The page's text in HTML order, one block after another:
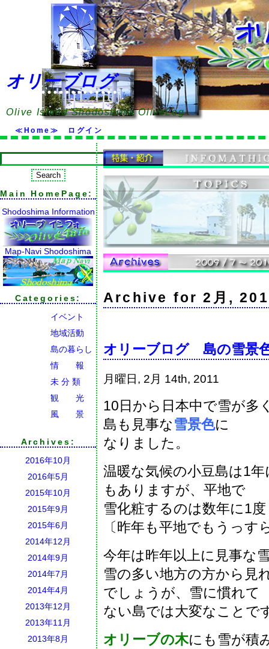
オリーブログ
Olive Island Shodoshima OliveLog
≪Home≫ ログイン
Main HomePage:
Shodoshima Information
Map-Navi Shodoshima
Categories:
イベント
地域活動
島の暮らし
情 報
未 分 類
観 光
風 景
Archives:
2016年10月
2016年5月
2015年10月
2015年9月
2015年6月
2014年12月
2014年9月
2014年7月
2014年4月
2013年12月
2013年11月
2013年8月
Archive for 2月,
オリーブログ 島の雪景
月曜日, 2月 14th, 2011
10日から日本中で雪が多
島も見事な雪景色に
なりました。
温暖な気候の小豆島は1
もありますが、平地で
雪化粧するのは数年に1
〔昨年も平地でもうっ
今年は昨年以上に見事な
雪の多い地方の方から見
でしょうが、雪に慣れて
ない島では大変なことで
オリーブの木にも雪が積